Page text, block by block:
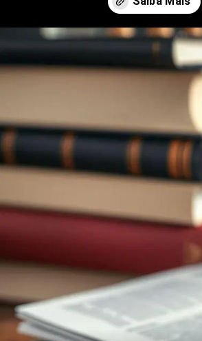
https://ademilsoncs.adv.br/